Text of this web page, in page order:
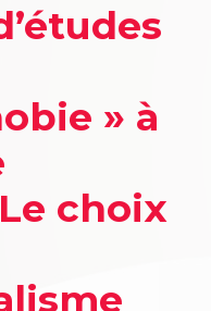
» à
choix